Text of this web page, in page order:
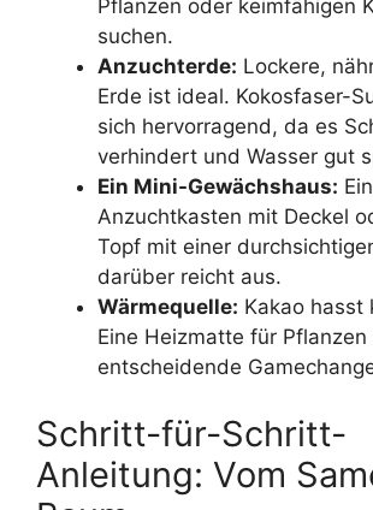
Pflanzen oder keimfähigen
suchen.
Anzuchterde: Lockere,
Erde ist ideal. Kokosfaser-
sich hervorragend, da es
verhindert und Wasser gut
Ein Mini-Gewächshaus:
Anzuchtkasten mit Deckel
Topf mit einer
darüber reicht aus.
Wärmequelle: Kakao hasst
Eine Heizmatte für
entscheidende
Schritt-für-Schritt-
Anleitung: Vom